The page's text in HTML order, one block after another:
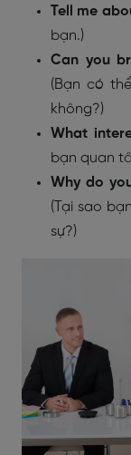
Tell me
bạn.)
Can you
(Bạn có
không?)
What
bạn quan
Why do
(Tại sao
sự?)